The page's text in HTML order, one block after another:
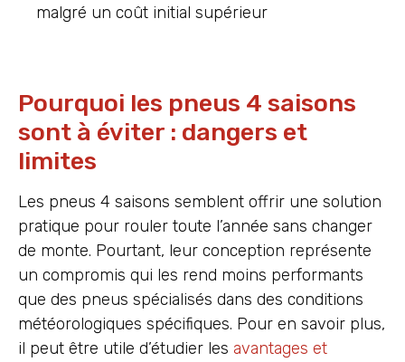
malgré un coût initial supérieur
Pourquoi les pneus 4 saisons
sont à éviter : dangers et
limites
Les pneus 4 saisons semblent offrir une solution
pratique pour rouler toute l’année sans changer
de monte. Pourtant, leur conception représente
un compromis qui les rend moins performants
que des pneus spécialisés dans des conditions
météorologiques spécifiques. Pour en savoir plus,
il peut être utile d’étudier les avantages et